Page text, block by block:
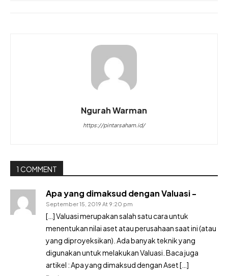
Ngurah Warman
https://pintarsaham.id/
1 COMMENT
Apa yang dimaksud dengan Valuasi -
September 15, 2019 At 9:20 pm
[…] Valuasi merupakan salah satu cara untuk
menentukan nilai aset atau perusahaan saat ini (atau
yang diproyeksikan). Ada banyak teknik yang
digunakan untuk melakukan Valuasi. Baca juga
artikel : Apa yang dimaksud dengan Aset […]